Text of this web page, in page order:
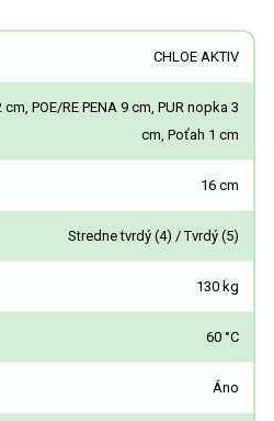
CHLOE AKTIV
cm, POE/RE PENA 9 cm, PUR nopka 3
cm, Poťah 1 cm
16 cm
Stredne tvrdý (4) / Tvrdý (5)
130 kg
60 °C
Áno